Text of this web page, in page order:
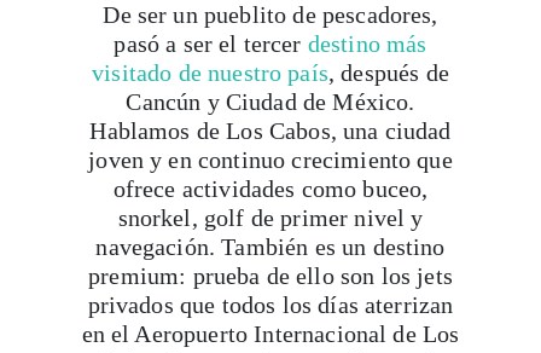
De ser un pueblito de pescadores,
pasó a ser el tercer destino más
visitado de nuestro país, después de
Cancún y Ciudad de México.
Hablamos de Los Cabos, una ciudad
joven y en continuo crecimiento que
ofrece actividades como buceo,
snorkel, golf de primer nivel y
navegación. También es un destino
premium: prueba de ello son los jets
privados que todos los días aterrizan
en el Aeropuerto Internacional de Los